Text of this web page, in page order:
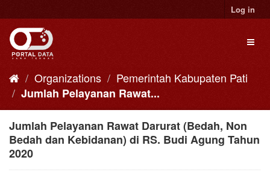
to
content
Log in
Organizations
Pemerintah Kabupaten Pati
Jumlah Pelayanan Rawat...
Jumlah Pelayanan Rawat Darurat (Bedah, Non
Bedah dan Kebidanan) di RS. Budi Agung Tahun
2020